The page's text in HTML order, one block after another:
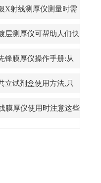
X射线测厚仪测量时需
些情况
层测厚仪可帮助人们快
地了解金属表面的厚度
锋膜厚仪操作手册:从
通
立试剂盒使用方法,只
松完成
膜厚仪使用时注意这些